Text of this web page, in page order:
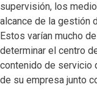
supervisión, los
alcance de la gestión
Estos varían mucho
determinar el centro
contenido de servicio
de su empresa junto